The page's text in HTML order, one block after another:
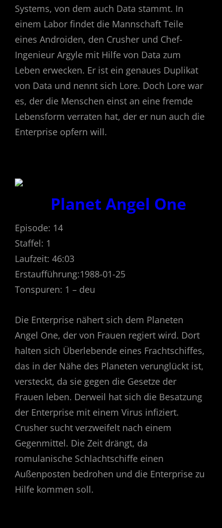
Systems, von dem auch Data stammt. In
einem Labor findet die Mannschaft Teile
eines Androiden, den Crusher und Chef-
Ingenieur Argyle mit Hilfe von Data zum
Leben erwecken. Er ist ein genaues Duplikat
von Data und nennt sich Lore. Doch Lore war
es, der die Menschen einst an eine fremde
Lebensform verraten hat, der er nun auch die
Enterprise opfern will.
Planet Angel One
Episode: 14
Staffel: 1
Laufzeit: 46:03
Erstaufführung:1988-01-25
Tonspuren: 1 – deu
Die Enterprise nähert sich dem Planeten
Angel One, der von Frauen regiert wird. Dort
halten sich Überlebende eines Frachtschiffes,
das in der Nähe des Planeten verunglückt ist,
versteckt, da sie gegen die Gesetze der
Frauen leben. Derweil hat sich die Besatzung
der Enterprise mit einem Virus infiziert.
Crusher sucht verzweifelt nach einem
Gegenmittel. Die Zeit drängt, da
romulanische Schlachtschiffe einen
Außenposten bedrohen und die Enterprise zu
Hilfe kommen soll.